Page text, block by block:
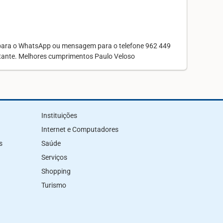
o WhatsApp ou mensagem para o telefone 962 449
Melhores cumprimentos Paulo Veloso
Instituições
Internet e Computadores
Saúde
Serviços
Shopping
Turismo